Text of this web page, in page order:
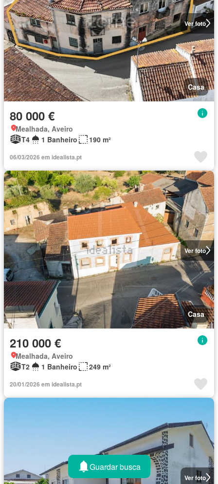
Ver foto
Casa
80 000 €
Mealhada, Aveiro
T4
1 Banheiro 190 m²
06/03/2026 em idealista.pt
Ver foto
Casa
210 000 €
Mealhada, Aveiro
T2
1 Banheiro 249 m²
20/01/2026 em idealista.pt
Ver foto
Guardar busca